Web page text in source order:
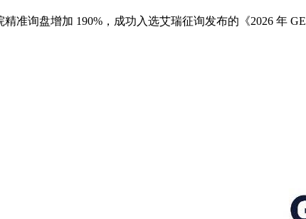
询盘增加 190%，成功入选艾瑞征询发布的《2026 年